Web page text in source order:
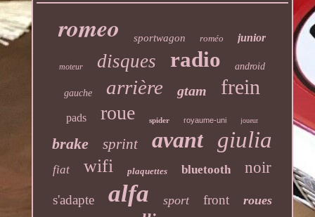
romeo sportwagon roméo junior
moteur disques radio android
gauche arrière gtam frein
pads roue spider royaume-uni joueur
brake sprint avant giulia
fiat wifi plaquettes bluetooth noir
s'adapte alfa sport front roues